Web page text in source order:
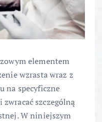
elementem
wzrasta wraz z
na specyficzne
szczególną
W niniejszym